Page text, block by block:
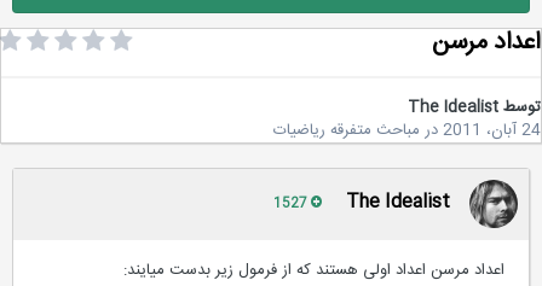
مرسن
The Idealist
درمباحث متفرقه ریاضیات
The Idealist
اعداد مرسن اعداد اولی هستند که از فرمول زیر بدست میایند: